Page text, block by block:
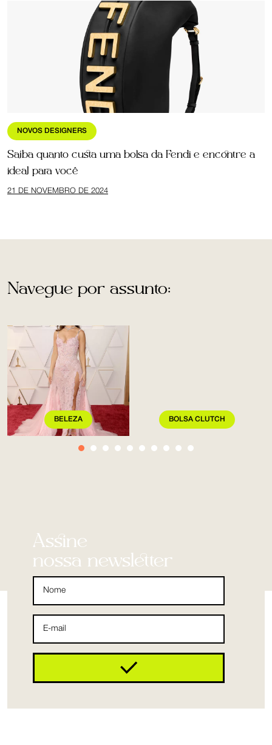
NOVOS DESIGNERS
Saiba quanto custa uma bolsa da Fendi e encontre a
ideal para você
21 DE NOVEMBRO DE 2024
Navegue por assunto:
BELEZA BOLSA CLUTCH
Assine
nossa newsletter